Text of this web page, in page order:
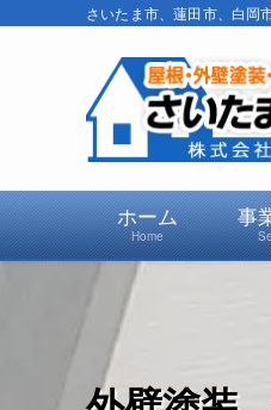
さいたま市、蓮田市、白岡
ホーム
Home
事